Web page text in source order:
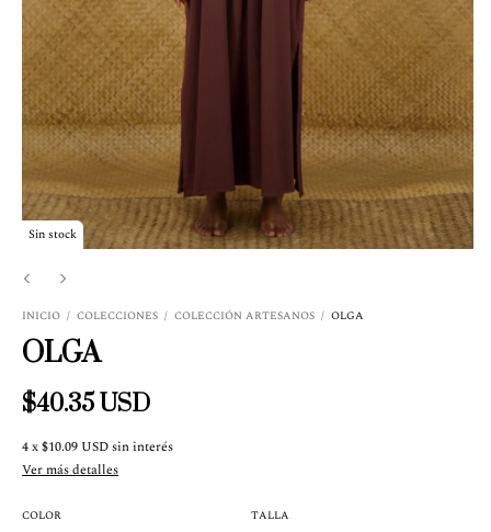
Sin stock
INICIO / COLECCIONES / COLECCIÓN ARTESANOS / OLGA
OLGA
$40.35 USD
4x$10.09 USDsin interés
Ver más detalles
COLOR TALLA